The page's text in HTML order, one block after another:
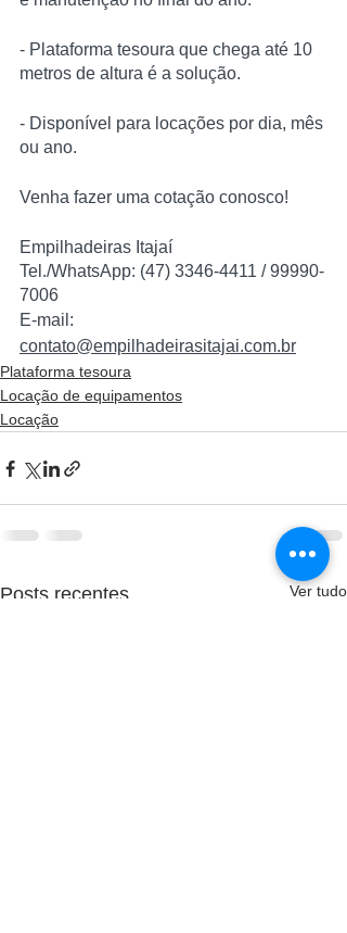
- Plataforma tesoura que chega até 10
metros de altura é a solução.
- Disponível para locações por dia, mês
ou ano.
Venha fazer uma cotação conosco!
Empilhadeiras Itajaí
Tel./WhatsApp: (47) 3346-4411 / 99990-
7006
E-mail:
contato@empilhadeirasitajai.com.br
Plataforma tesoura
Locação de equipamentos
Locação
Posts recentes Ver tudo